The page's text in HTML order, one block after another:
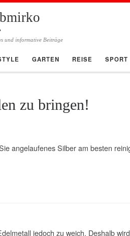
und informative Beiträge
GARTEN REISE SPORT
zu bringen!
angelaufenes Silber am besten
jedoch zu weich. Deshalb